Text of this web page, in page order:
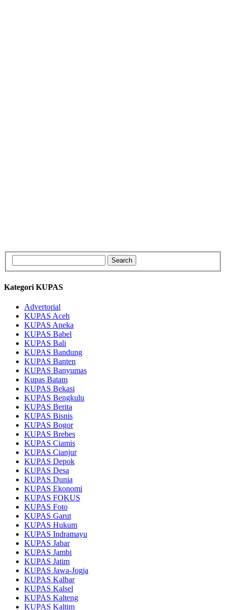
Kategori KUPAS
Advertorial
KUPAS Aceh
KUPAS Aneka
KUPAS Babel
KUPAS Bali
KUPAS Bandung
KUPAS Banten
KUPAS Banyumas
Kupas Batam
KUPAS Bekasi
KUPAS Bengkulu
KUPAS Berita
KUPAS Bisnis
KUPAS Bogor
KUPAS Brebes
KUPAS Ciamis
KUPAS Cianjur
KUPAS Depok
KUPAS Desa
KUPAS Dunia
KUPAS Ekonomi
KUPAS FOKUS
KUPAS Foto
KUPAS Garut
KUPAS Hukum
KUPAS Indramayu
KUPAS Jabar
KUPAS Jambi
KUPAS Jatim
KUPAS Jawa-Jogja
KUPAS Kalbar
KUPAS Kalsel
KUPAS Kalteng
KUPAS Kaltim